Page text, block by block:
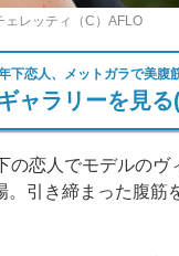
レッティ（C）AFLO
下恋人、メットガラで美腹
ャラリーを見る
恋人でモデルのヴ
引き締まった腹筋